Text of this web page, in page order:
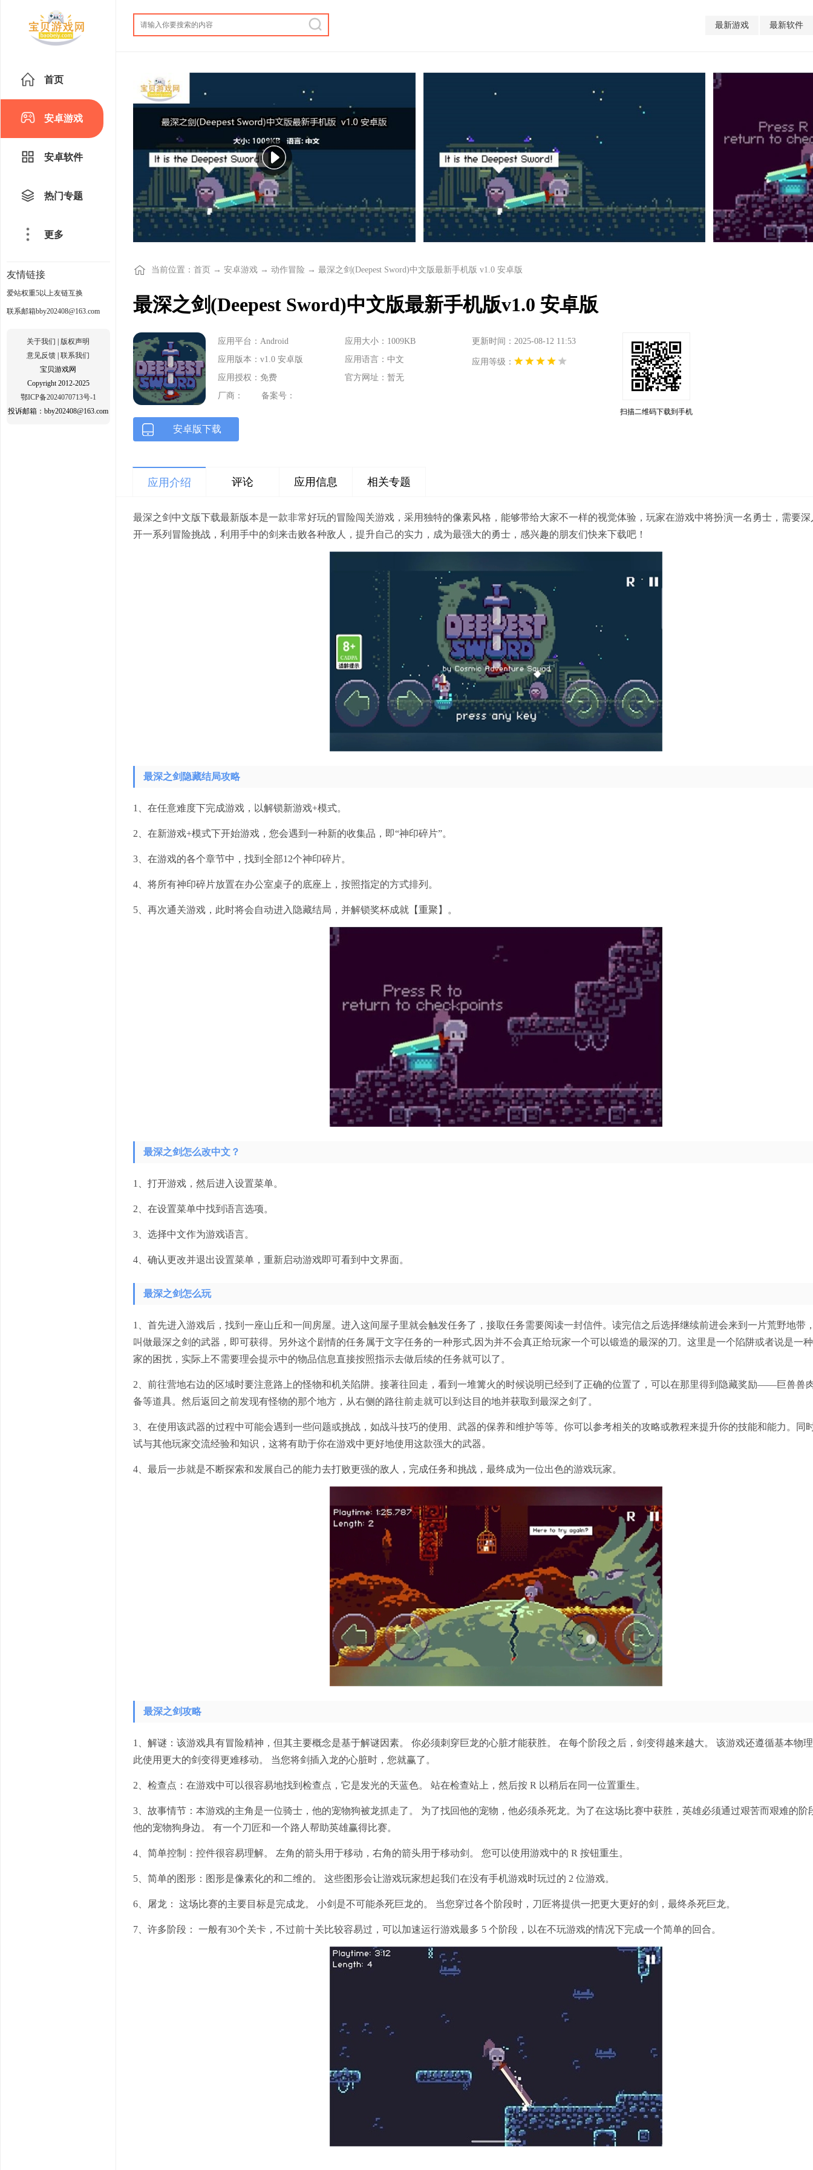
最新游戏 最新软件
首页
安卓游戏
安卓软件
热门专题
更多
友情链接
爱站权重5以上友链互换
联系邮箱bby202408@163.com
关于我们 | 版权声明
意见反馈 | 联系我们
宝贝游戏网
Copyright 2012-2025
鄂ICP备2024070713号-1
投诉邮箱：bby202408@163.com
当前位置： 首页 → 安卓游戏 → 动作冒险 → 最深之剑(Deepest Sword)中文版最新手机版 v1.0 安卓版
最深之剑(Deepest Sword)中文版最新手机版v1.0 安卓版
应用平台：Android 应用大小：1009KB
更新时间：2025-08-12 11:53
应用版本：v1.0 安卓版
应用语言：中文
应用等级：
应用授权：免费
官方网址：暂无
厂商：
备案号：
扫描二维码下载到手机
安卓版下载
应用介绍 评论 应用信息 相关专题
最深之剑中文版下载最新版本是一款非常好玩的冒险闯关游戏，采用独特的像素风格，能够带给大家不一样的视觉体验，玩家在游戏中将扮演一名勇士，需要
开一系列冒险挑战，利用手中的剑来击败各种敌人，提升自己的实力，成为最强大的勇士，感兴趣的朋友们快来下载吧！
最深之剑隐藏结局攻略
1、在任意难度下完成游戏，以解锁新游戏+模式。
2、在新游戏+模式下开始游戏，您会遇到一种新的收集品，即“神印碎片”。
3、在游戏的各个章节中，找到全部12个神印碎片。
4、将所有神印碎片放置在办公室桌子的底座上，按照指定的方式排列。
5、再次通关游戏，此时将会自动进入隐藏结局，并解锁奖杯成就【重聚】。
最深之剑怎么改中文？
1、打开游戏，然后进入设置菜单。
2、在设置菜单中找到语言选项。
3、选择中文作为游戏语言。
4、确认更改并退出设置菜单，重新启动游戏即可看到中文界面。
最深之剑怎么玩
1、首先进入游戏后，找到一座山丘和一间房屋。进入这间屋子里就会触发任务了，接取任务需要阅读一封信件。读完信之后选择继续前进会来到一片荒野地带
叫做最深之剑的武器，即可获得。另外这个剧情的任务属于文字任务的一种形式,因为并不会真正给玩家一个可以锻造的最深的刀。这里是一个陷阱或者说是一
家的困扰，实际上不需要理会提示中的物品信息直接按照指示去做后续的任务就可以了。
2、前往营地右边的区域时要注意路上的怪物和机关陷阱。接著往回走，看到一堆篝火的时候说明已经到了正确的位置了，可以在那里得到隐藏奖励——巨兽兽
备等道具。然后返回之前发现有怪物的那个地方，从右侧的路往前走就可以到达目的地并获取到最深之剑了。
3、在使用该武器的过程中可能会遇到一些问题或挑战，如战斗技巧的使用、武器的保养和维护等等。你可以参考相关的攻略或教程来提升你的技能和能力。同
试与其他玩家交流经验和知识，这将有助于你在游戏中更好地使用这款强大的武器。
4、最后一步就是不断探索和发展自己的能力去打败更强的敌人，完成任务和挑战，最终成为一位出色的游戏玩家。
最深之剑攻略
1、解谜：该游戏具有冒险精神，但其主要概念是基于解谜因素。 你必须刺穿巨龙的心脏才能获胜。 在每个阶段之后，剑变得越来越大。 该游戏还遵循基本物
此使用更大的剑变得更难移动。 当您将剑插入龙的心脏时，您就赢了。
2、检查点：在游戏中可以很容易地找到检查点，它是发光的天蓝色。 站在检查站上，然后按 R 以稍后在同一位置重生。
3、故事情节：本游戏的主角是一位骑士，他的宠物狗被龙抓走了。 为了找回他的宠物，他必须杀死龙。为了在这场比赛中获胜，英雄必须通过艰苦而艰难的阶
他的宠物狗身边。 有一个刀匠和一个路人帮助英雄赢得比赛。
4、简单控制：控件很容易理解。 左角的箭头用于移动，右角的箭头用于移动剑。 您可以使用游戏中的 R 按钮重生。
5、简单的图形：图形是像素化的和二维的。 这些图形会让游戏玩家想起我们在没有手机游戏时玩过的 2 位游戏。
6、屠龙： 这场比赛的主要目标是完成龙。 小剑是不可能杀死巨龙的。 当您穿过各个阶段时，刀匠将提供一把更大更好的剑，最终杀死巨龙。
7、许多阶段： 一般有30个关卡，不过前十关比较容易过，可以加速运行游戏最多 5 个阶段，以在不玩游戏的情况下完成一个简单的回合。